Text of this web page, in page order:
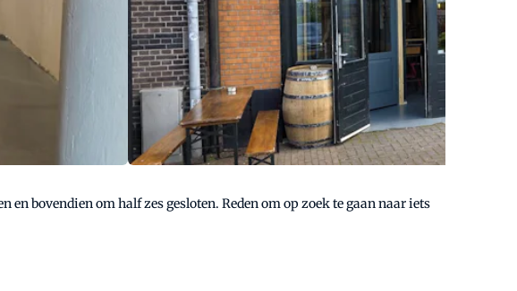
en bovendien om half zes gesloten. Reden om op zoek te gaan naar iets